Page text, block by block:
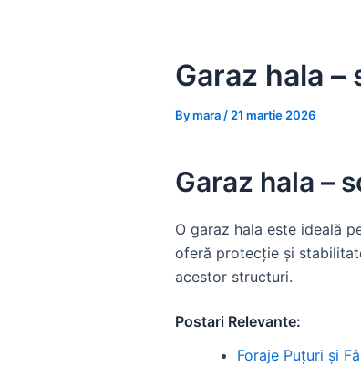
Garaz hala
Bymara / 21 martie 2026
Garaz hala –
O garaz hala este ideală
oferă protecție și
acestor structuri.
Postari Relevante:
Foraje Puțuri și